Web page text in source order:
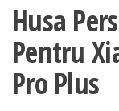
Husa
Pentru
Pro Plus